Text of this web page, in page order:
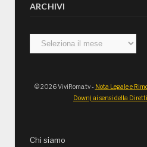
ARCHIVI
Archivi
© 2026 ViviRoma.tv - Nota Legale e
Down) ai sensi della
Chi siamo